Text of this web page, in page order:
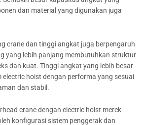
dan material yang digunakan juga
crane dan tinggi angkat juga berpengaruh
yang lebih panjang membutuhkan struktur
dan kuat. Tinggi angkat yang lebih besar
electric hoist dengan performa yang sesuai
dan stabil.
crane dengan electric hoist merek
konfigurasi sistem penggerak dan